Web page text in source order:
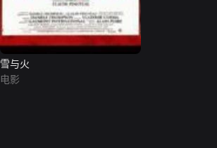
雪与火
电影